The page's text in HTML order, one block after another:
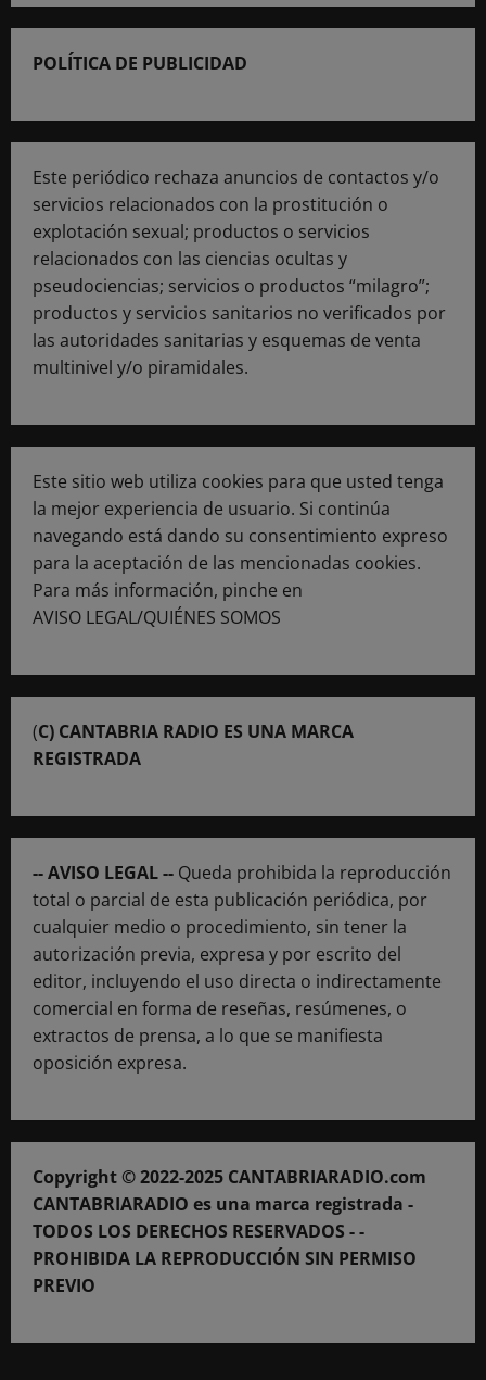
POLÍTICA DE PUBLICIDAD
Este periódico rechaza anuncios de contactos y/o
servicios relacionados con la prostitución o
explotación sexual; productos o servicios
relacionados con las ciencias ocultas y
pseudociencias; servicios o productos “milagro”;
productos y servicios sanitarios no verificados por
las autoridades sanitarias y esquemas de venta
multinivel y/o piramidales.
Este sitio web utiliza cookies para que usted tenga
la mejor experiencia de usuario. Si continúa
navegando está dando su consentimiento expreso
para la aceptación de las mencionadas cookies.
Para más información, pinche en
AVISO LEGAL/QUIÉNES SOMOS
(C) CANTABRIA RADIO ES UNA MARCA
REGISTRADA
-- AVISO LEGAL -- Queda prohibida la reproducción
total o parcial de esta publicación periódica, por
cualquier medio o procedimiento, sin tener la
autorización previa, expresa y por escrito del
editor, incluyendo el uso directa o indirectamente
comercial en forma de reseñas, resúmenes, o
extractos de prensa, a lo que se manifiesta
oposición expresa.
Copyright © 2022-2025 CANTABRIARADIO.com
CANTABRIARADIO es una marca registrada -
TODOS LOS DERECHOS RESERVADOS - -
PROHIBIDA LA REPRODUCCIÓN SIN PERMISO
PREVIO